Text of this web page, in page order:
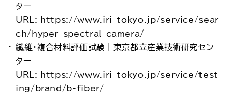
ター
URL: https://www.iri-tokyo.jp/service/sear
ch/hyper-spectral-camera/
繊維・複合材料評価試験｜東京都立産業技術研究セン
ター
URL: https://www.iri-tokyo.jp/service/test
ing/brand/b-fiber/